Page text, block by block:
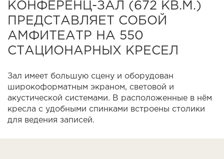
КОНФЕРЕНЦ-ЗАЛ (672 КВ.М.)
ПРЕДСТАВЛЯЕТ СОБОЙ
АМФИТЕАТР НА 550
СТАЦИОНАРНЫХ КРЕСЕЛ
Зал имеет большую сцену и оборудован
широкоформатным экраном, световой и
акустической системами. В расположенные в нём
кресла с удобными спинками встроены столики
для ведения записей.